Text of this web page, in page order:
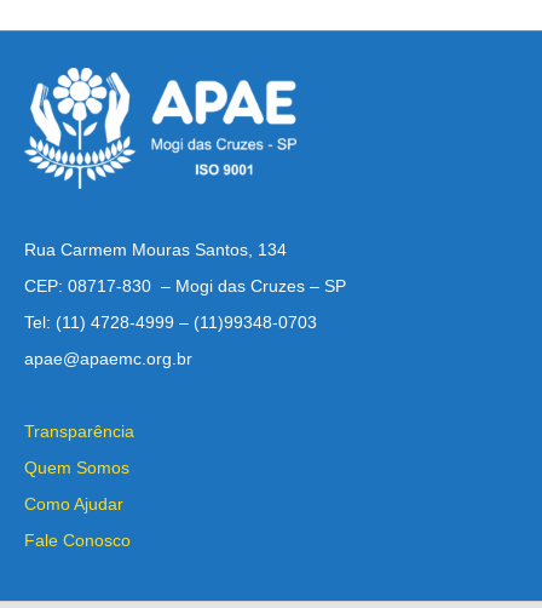
Rua Carmem Mouras Santos, 134
CEP: 08717-830 – Mogi das Cruzes – SP
Tel: (11) 4728-4999 – (11)99348-0703
apae@apaemc.org.br
Transparência
Quem Somos
Como Ajudar
Fale Conosco